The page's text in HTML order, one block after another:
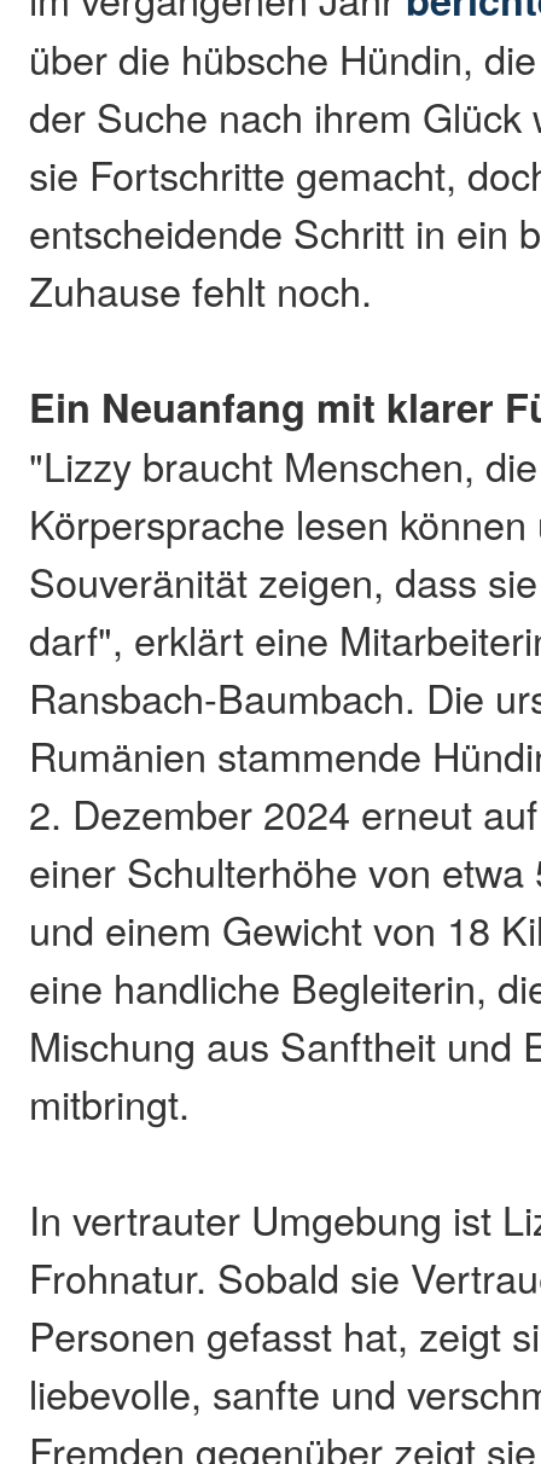
über die hübsche Hündin,
der Suche nach ihrem Glück
sie Fortschritte gemacht,
entscheidende Schritt in ein
Zuhause fehlt noch.
Ein Neuanfang mit klarer
"Lizzy braucht Menschen,
Körpersprache lesen
Souveränität zeigen, dass
darf", erklärt eine
Ransbach-Baumbach. Die
Rumänien stammende
2. Dezember 2024 erneut
einer Schulterhöhe von
und einem Gewicht von 18
eine handliche Begleiterin,
Mischung aus Sanftheit und
mitbringt.
In vertrauter Umgebung ist
Frohnatur. Sobald sie
Personen gefasst hat, zeigt
liebevolle, sanfte und
Fremden gegenüber zeigt